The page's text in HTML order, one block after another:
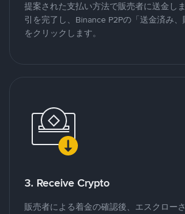
提案された支払い方法で販売者に送金し
引を完了し、Binance P2Pの「送金済み、
をクリックします。
3. Receive Crypto
販売者による着金の確認後、エスクロー